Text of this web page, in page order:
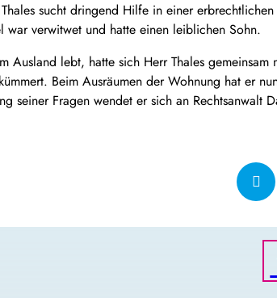
sucht dringend Hilfe in einer
war verwitwet und hatte einen leiblichen Sohn.
Ausland lebt, hatte sich Herr Thales
Beim Ausräumen der Wohnung hat er
seiner Fragen wendet er sich an Rechtsanwalt